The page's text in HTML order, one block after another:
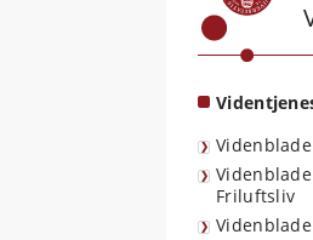
Friluftsliv